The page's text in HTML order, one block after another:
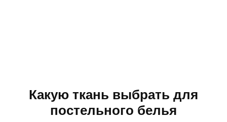
Какую ткань выбрать для
постельного белья